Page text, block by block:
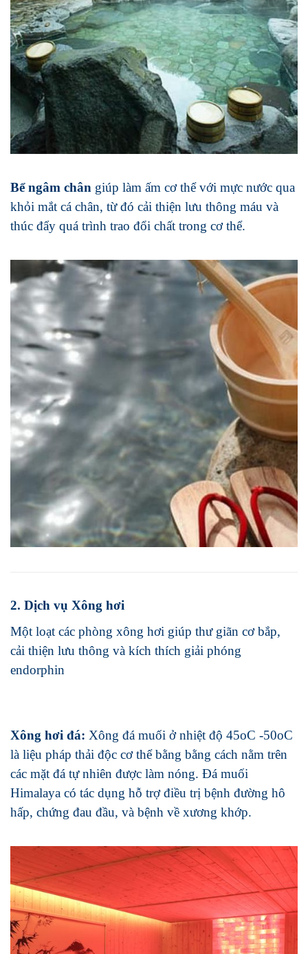
Bể ngâm chân giúp làm ấm cơ thể với mực nước qua
khỏi mắt cá chân, từ đó cải thiện lưu thông máu và
thúc đẩy quá trình trao đổi chất trong cơ thể.
2. Dịch vụ Xông hơi
Một loạt các phòng xông hơi giúp thư giãn cơ bắp,
cải thiện lưu thông và kích thích giải phóng
endorphin
Xông hơi đá: Xông đá muối ở nhiệt độ 45oC -50oC
là liệu pháp thải độc cơ thể bằng bằng cách nằm trên
các mặt đá tự nhiên được làm nóng. Đá muối
Himalaya có tác dụng hỗ trợ điều trị bệnh đường hô
hấp, chứng đau đầu, và bệnh về xương khớp.